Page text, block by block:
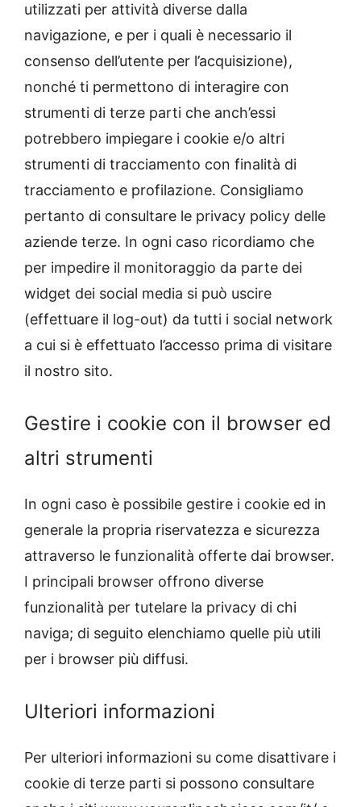
utilizzati per attività diverse dalla
navigazione, e per i quali è necessario il
consenso dell’utente per l’acquisizione),
nonché ti permettono di interagire con
strumenti di terze parti che anch’essi
potrebbero impiegare i cookie e/o altri
strumenti di tracciamento con finalità di
tracciamento e profilazione. Consigliamo
pertanto di consultare le privacy policy delle
aziende terze. In ogni caso ricordiamo che
per impedire il monitoraggio da parte dei
widget dei social media si può uscire
(effettuare il log-out) da tutti i social network
a cui si è effettuato l’accesso prima di visitare
il nostro sito.
Gestire i cookie con il browser ed
altri strumenti
In ogni caso è possibile gestire i cookie ed in
generale la propria riservatezza e sicurezza
attraverso le funzionalità offerte dai browser.
I principali browser offrono diverse
funzionalità per tutelare la privacy di chi
naviga; di seguito elenchiamo quelle più utili
per i browser più diffusi.
Ulteriori informazioni
Per ulteriori informazioni su come disattivare i
cookie di terze parti si possono consultare